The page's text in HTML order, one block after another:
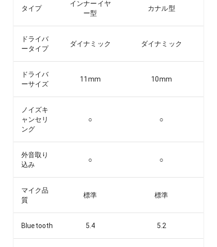
タイプ
インナーイヤ
ー型
カナル型
ドライバ
ータイプ
ダイナミック ダイナミック
ドライバ
ーサイズ
11 mm 10mm
ノイズキ
ャンセリ
ング
○ ○
外音取り
込み
○ ○
マイク品
質
標準 標準
Bluetooth 5.4 5.2